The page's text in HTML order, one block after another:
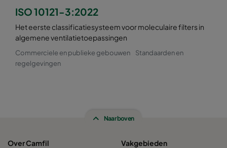
ISO 10121-3:2022
Het eerste classificatiesysteem voor moleculaire filters in
algemene ventilatietoepassingen
Commerciele en publieke gebouwen
Standaarden en
regelgevingen
Naar boven
Over Camfil
Vakgebieden